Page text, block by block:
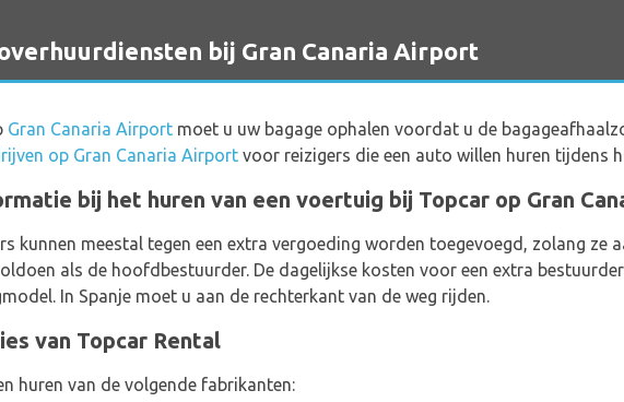
bij Gran Canaria Airport
Gran Canaria Airport moet u uw bagage ophalen voordat u de
op Gran Canaria Airport voor reizigers die een auto willen huren tijdens
bij het huren van een voertuig bij Topcar op Gran
kunnen meestal tegen een extra vergoeding worden toegevoegd, zolang ze
als de hoofdbestuurder. De dagelijkse kosten voor een extra
In Spanje moet u aan de rechterkant van de weg rijden.
van Topcar Rental
huren van de volgende fabrikanten: